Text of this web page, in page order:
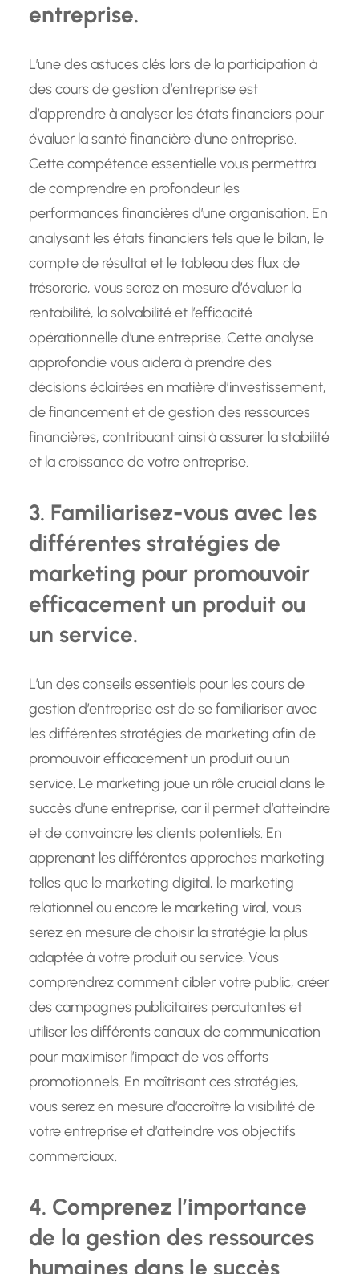
entreprise.
L’une des astuces clés lors de la participation à
des cours de gestion d’entreprise est
d’apprendre à analyser les états financiers pour
évaluer la santé financière d’une entreprise.
Cette compétence essentielle vous permettra
de comprendre en profondeur les
performances financières d’une organisation. En
analysant les états financiers tels que le bilan, le
compte de résultat et le tableau des flux de
trésorerie, vous serez en mesure d’évaluer la
rentabilité, la solvabilité et l’efficacité
opérationnelle d’une entreprise. Cette analyse
approfondie vous aidera à prendre des
décisions éclairées en matière d’investissement,
de financement et de gestion des ressources
financières, contribuant ainsi à assurer la stabilité
et la croissance de votre entreprise.
3. Familiarisez-vous avec les
différentes stratégies de
marketing pour promouvoir
efficacement un produit ou
un service.
L’un des conseils essentiels pour les cours de
gestion d’entreprise est de se familiariser avec
les différentes stratégies de marketing afin de
promouvoir efficacement un produit ou un
service. Le marketing joue un rôle crucial dans le
succès d’une entreprise, car il permet d’atteindre
et de convaincre les clients potentiels. En
apprenant les différentes approches marketing
telles que le marketing digital, le marketing
relationnel ou encore le marketing viral, vous
serez en mesure de choisir la stratégie la plus
adaptée à votre produit ou service. Vous
comprendrez comment cibler votre public, créer
des campagnes publicitaires percutantes et
utiliser les différents canaux de communication
pour maximiser l’impact de vos efforts
promotionnels. En maîtrisant ces stratégies,
vous serez en mesure d’accroître la visibilité de
votre entreprise et d’atteindre vos objectifs
commerciaux.
4. Comprenez l’importance
de la gestion des ressources
humaines dans le succès